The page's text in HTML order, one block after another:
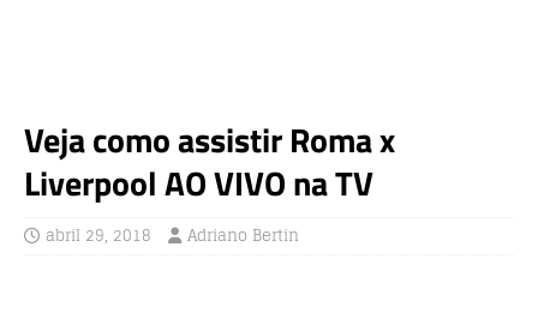
Veja como assistir Roma x
Liverpool AO VIVO na TV
abril 29, 2018 Adriano Bertin